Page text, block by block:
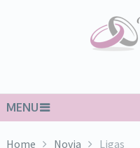
MENU
Home Novia Ligas